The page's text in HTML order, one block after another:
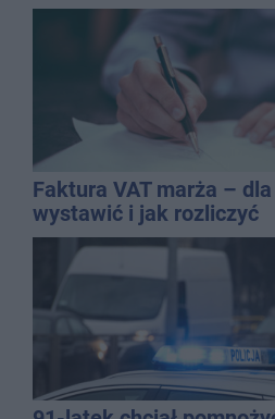
Faktura VAT marża –
wystawić i jak rozliczyć